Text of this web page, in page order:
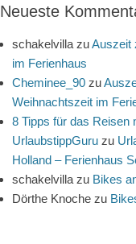
Neueste
schakelvilla zuAuszeit
im Ferienhaus
Cheminee_90 zu
Weihnachtszeit im
8 Tipps für das Reisen
UrlaubstippGuru zu
Holland – Ferienhaus
schakelvilla zu Bikes
Dörthe Knoche zu